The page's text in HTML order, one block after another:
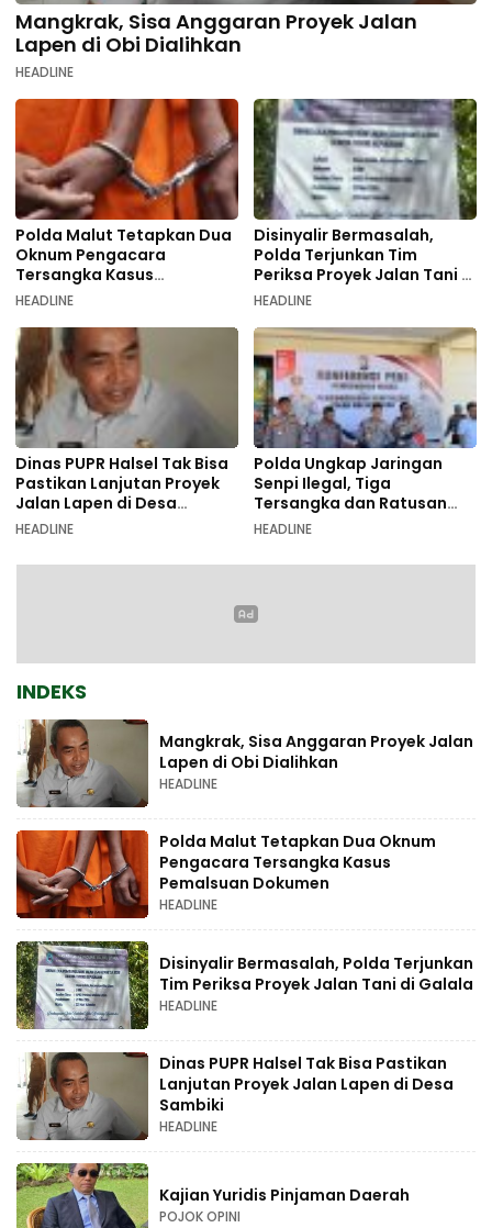
Mangkrak, Sisa Anggaran Proyek Jalan
Lapen di Obi Dialihkan
HEADLINE
Polda Malut Tetapkan Dua
Oknum Pengacara
Tersangka Kasus
Pemalsuan Dokumen
HEADLINE
Disinyalir Bermasalah,
Polda Terjunkan Tim
Periksa Proyek Jalan Tani di
Galala
HEADLINE
Dinas PUPR Halsel Tak Bisa
Pastikan Lanjutan Proyek
Jalan Lapen di Desa
Sambiki
HEADLINE
Polda Ungkap Jaringan
Senpi Ilegal, Tiga
Tersangka dan Ratusan
Amunisi Diamankan
HEADLINE
INDEKS
Mangkrak, Sisa Anggaran Proyek Jalan
Lapen di Obi Dialihkan
HEADLINE
Polda Malut Tetapkan Dua Oknum
Pengacara Tersangka Kasus
Pemalsuan Dokumen
HEADLINE
Disinyalir Bermasalah, Polda Terjunkan
Tim Periksa Proyek Jalan Tani di Galala
HEADLINE
Dinas PUPR Halsel Tak Bisa Pastikan
Lanjutan Proyek Jalan Lapen di Desa
Sambiki
HEADLINE
Kajian Yuridis Pinjaman Daerah
POJOK OPINI